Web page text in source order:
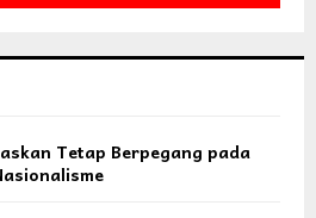
Tetap Berpegang pada